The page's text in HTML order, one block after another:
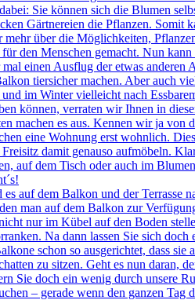
Sie können sich die Blumen
Gärtnereien die Pflanzen. Somit
über die Möglichkeiten,
den Menschen gemacht. Nun
einen Ausflug der etwas
tiersicher machen. Aber auch
im Winter vielleicht nach
können, verraten wir Ihnen in
es aus. Kennen wir ja von
eine Wohnung erst wohnlich.
damit genauso aufmöbeln.
auf dem Tisch oder auch im
auf dem Balkon und der Terrasse
man auf dem Balkon zur
nur im Kübel auf den Boden
Na dann lassen Sie sich
schon so ausgerichtet, dass sie
zu sitzen. Geht es nun daran,
Sie doch ein wenig durch unsere
– gerade wenn den ganzen Tag